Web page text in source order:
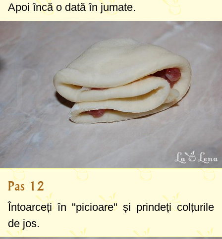
Apoi încă o dată în jumate.
Pas 12
Întoarceți în "picioare" și prindeți colțurile
de jos.